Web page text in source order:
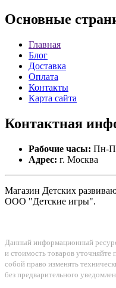
Основные
Главная
Блог
Доставка
Оплата
Контакты
Карта сайта
Контактная
Рабочие часы: Пн-
Адрес: г. Москва
Магазин Детских
ООО "Детские игры".
Данный информационный
и стоимость товаров уточняйте
собой право изменять
без предварительного